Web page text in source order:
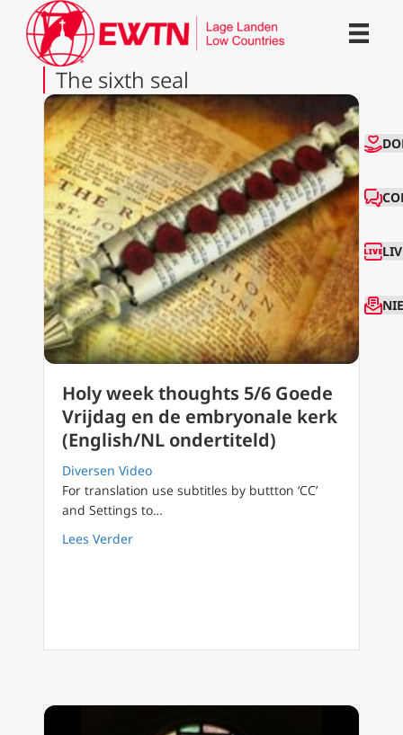
The sixth seal
Holy week thoughts 5/6 Goede
Vrijdag en de embryonale kerk
(English/NL ondertiteld)
Diversen Video
For translation use subtitles by buttton ‘CC’
and Settings to…
Lees Verderabout Holy week thoughts 5/6 Goede